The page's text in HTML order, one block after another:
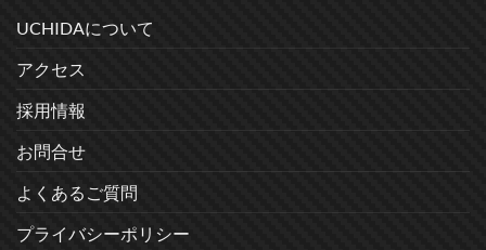
UCHIDAについて
アクセス
採用情報
お問合せ
よくあるご質問
プライバシーポリシー